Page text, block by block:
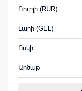
Ռուբլի (RUR)
Լարի (GEL)
Ոսկի
Արծաթ